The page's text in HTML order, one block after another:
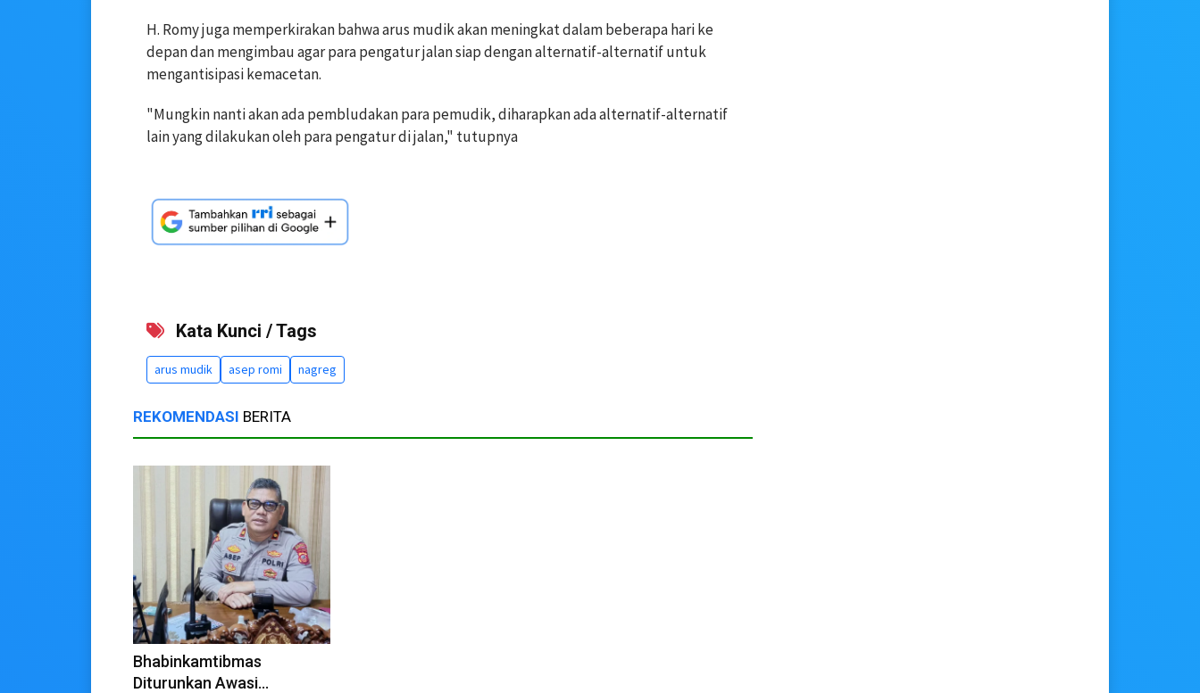
H. Romy juga memperkirakan bahwa arus mudik akan meningkat dalam beberapa hari ke
depan dan mengimbau agar para pengatur jalan siap dengan alternatif-alternatif untuk
mengantisipasi kemacetan.
"Mungkin nanti akan ada pembludakan para pemudik, diharapkan ada alternatif-alternatif
lain yang dilakukan oleh para pengatur di jalan," tutupnya
Kata Kunci / Tags
arus mudik asep romi nagreg
REKOMENDASI BERITA
Bhabinkamtibmas
Diturunkan Awasi